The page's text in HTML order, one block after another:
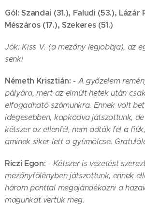
Gól: Szandai (31.), Faludi (53.), Lázár
Mészáros (17.), Szekeres (51.)
Jók: Kiss V. (a mezőny legjobbja), az
senki
Németh Krisztián: - A győzelem
pályára, mert az elmúlt hetek után
elfogadható számunkra. Ennek volt
idegesebben, kapkodva játszottunk,
kétszer az ellenfél, nem adták fel a
aminek siker lett a gyümölcse.
Riczi Egon: - Kétszer is vezetést
mezőnyfölényben játszottunk, ennek
három ponttal megajándékozni a
magunkat vertük meg.